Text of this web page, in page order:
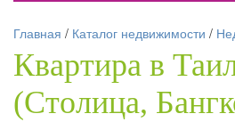
Главная / Каталог недвижимости /
Квартира в
(Столица,